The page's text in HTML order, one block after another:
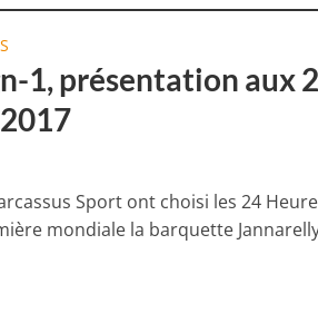
1, présentation aux
Sport ont choisi les 24
mondiale la barquette